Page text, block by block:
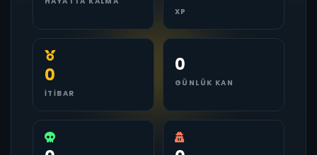
XP
0
İTIBAR
0
GÜNLÜK KAN